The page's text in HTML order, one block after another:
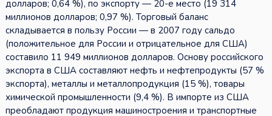
долларов; 0,64 %), по экспорту — 20-е место (19 314
миллионов долларов; 0,97 %). Торговый баланс
складывается в пользу России — в 2007 году сальдо
(положительное для России и отрицательное для США)
составило 11 949 миллионов долларов. Основу российского
экспорта в США составляют нефть и нефтепродукты (57 %
экспорта), металлы и металлопродукция (15 %), товары
химической промышленности (9,4 %). В импорте из США
преобладают продукция машиностроения и транспортные